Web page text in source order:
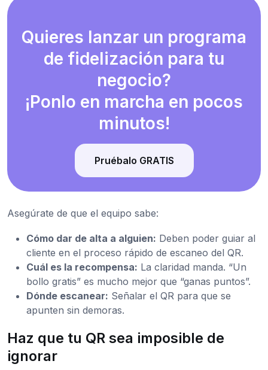
Quieres lanzar un programa
de fidelización para tu
negocio?
¡Ponlo en marcha en pocos
minutos!
Pruébalo GRATIS
Asegúrate de que el equipo sabe:
Cómo dar de alta a alguien: Deben poder guiar al
cliente en el proceso rápido de escaneo del QR.
Cuál es la recompensa: La claridad manda. “Un
bollo gratis” es mucho mejor que “ganas puntos”.
Dónde escanear: Señalar el QR para que se
apunten sin demoras.
Haz que tu QR sea imposible de
ignorar